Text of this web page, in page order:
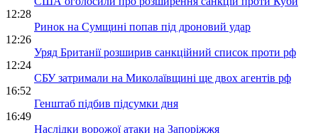
12:28
Ринок на Сумщині попав під дроновий удар
12:26
Уряд Британії розширив санкційний список проти рф
12:24
СБУ затримали на Миколаївщині ще двох агентів рф
16:52
Генштаб підбив підсумки дня
16:49
Наслідки ворожої атаки на Запоріжжя